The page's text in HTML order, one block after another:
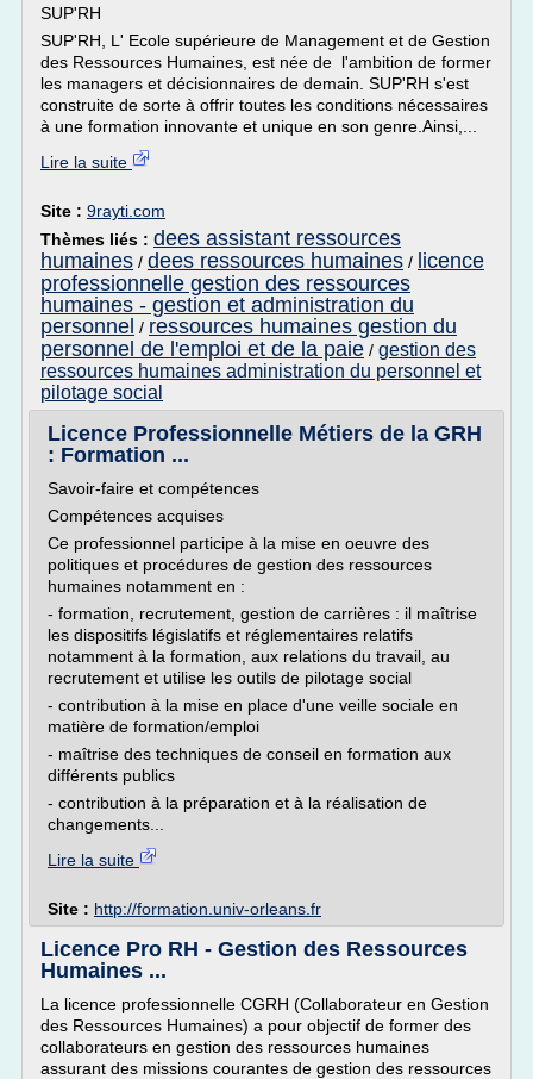
SUP'RH
SUP'RH, L' Ecole supérieure de Management et de Gestion
des Ressources Humaines, est née de l'ambition de former
les managers et décisionnaires de demain. SUP'RH s'est
construite de sorte à offrir toutes les conditions nécessaires
à une formation innovante et unique en son genre.Ainsi,...
Lire la suite
Site : 9rayti.com
Thèmes liés : dees assistant ressources
humaines / dees ressources humaines / licence
professionnelle gestion des ressources
humaines - gestion et administration du
personnel / ressources humaines gestion du
personnel de l'emploi et de la paie / gestion des
ressources humaines administration du personnel et
pilotage social
Licence Professionnelle Métiers de la GRH
: Formation ...
Savoir-faire et compétences
Compétences acquises
Ce professionnel participe à la mise en oeuvre des
politiques et procédures de gestion des ressources
humaines notamment en :
- formation, recrutement, gestion de carrières : il maîtrise
les dispositifs législatifs et réglementaires relatifs
notamment à la formation, aux relations du travail, au
recrutement et utilise les outils de pilotage social
- contribution à la mise en place d'une veille sociale en
matière de formation/emploi
- maîtrise des techniques de conseil en formation aux
différents publics
- contribution à la préparation et à la réalisation de
changements...
Lire la suite
Site : http://formation.univ-orleans.fr
Licence Pro RH - Gestion des Ressources
Humaines ...
La licence professionnelle CGRH (Collaborateur en Gestion
des Ressources Humaines) a pour objectif de former des
collaborateurs en gestion des ressources humaines
assurant des missions courantes de gestion des ressources